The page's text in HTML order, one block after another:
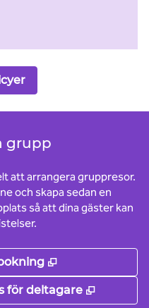
grupp
att arrangera gruppresor.
och skapa sedan en
så att dina gäster kan
,
för deltagare ,